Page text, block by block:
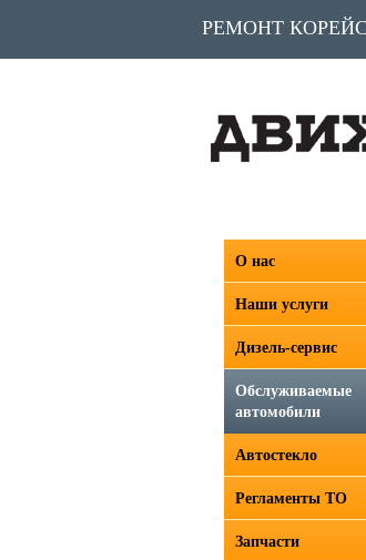
РЕМОНТ
О нас
Наши услуги
Дизель-сервис
Обслуживаемые
автомобили
Автостекло
Регламенты ТО
Запчасти